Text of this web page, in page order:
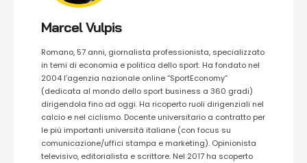
Marcel Vulpis
Romano, 57 anni, giornalista professionista, specializzato
in temi di economia e politica dello sport. Ha fondato nel
2004 l’agenzia nazionale online “SportEconomy”
(dedicata al mondo dello sport business a 360 gradi)
dirigendola fino ad oggi. Ha ricoperto ruoli dirigenziali nel
calcio e nel ciclismo. Docente universitario a contratto per
le più importanti università italiane (con focus su
comunicazione/uffici stampa e marketing). Opinionista
televisivo, editorialista e scrittore. Nel 2017 ha scoperto